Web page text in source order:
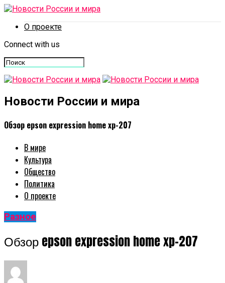
О проекте
Connect with us
Новости России и мира
Обзор epson expression home xp-207
В мире
Культура
Общество
Политика
О проекте
Разное
Обзор epson expression home xp-207